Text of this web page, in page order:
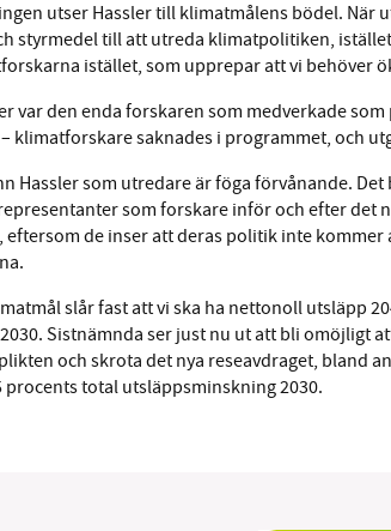
utser Hassler till klimatmålens bödel.
styrmedel till att utreda klimatpolitiken,
istället, som upprepar att vi behöver
var den enda forskaren som medverkade
klimatforskare saknades i programmet, och
Hassler som utredare är föga förvånande.
som forskare inför och efter det
eftersom de inser att deras politik inte
slår fast att vi ska ha nettonoll utsläpp
Sistnämnda ser just nu ut att bli omöjligt
och skrota det nya reseavdraget, bland
procents total utsläppsminskning 2030.